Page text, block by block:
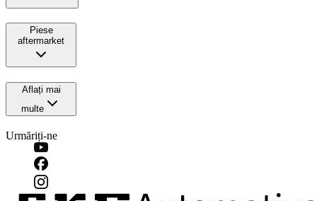
Piese
aftermarket
Aflați mai
multe
Urmăriți-ne